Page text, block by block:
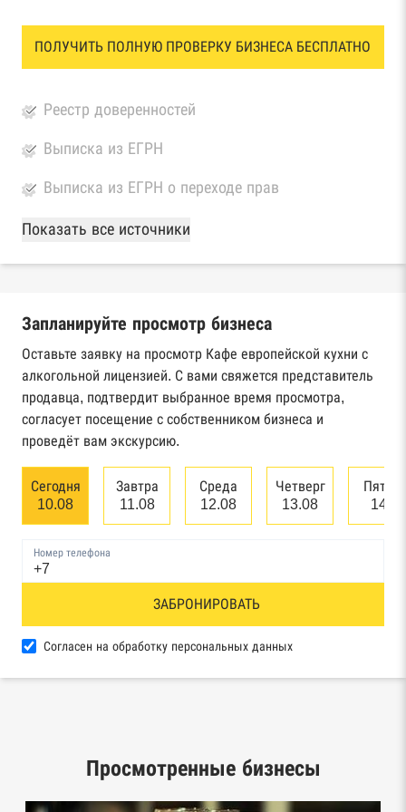
ПОЛУЧИТЬ ПОЛНУЮ ПРОВЕРКУ БИЗНЕСА БЕСПЛАТНО
Реестр доверенностей
Выписка из ЕГРН
Выписка из ЕГРН о переходе прав
База Росстата
Реестры ЕГРЮЛ и ЕГРИП Федеральной
Реестр государственных контрактов
Федерального казначейства
Картотека арбитражных дел Высшего
арбитражного суда
Единый федеральный реестр сведений о
банкротстве юридических лиц
Реестр товарных знаков и знаков обслуживания
База исполнительного производства
Реестры лицензий: Росалкоголь,
Росздравнадзор, Рособрнадзор, Роскомнадзор,
Показать все источники
Запланируйте просмотр бизнеса
Оставьте заявку на просмотр Кафе европейской кухни с
алкогольной лицензией. С вами свяжется представитель
продавца, подтвердит выбранное время просмотра,
согласует посещение с собственником бизнеса и
проведёт вам экскурсию.
Сегодня
10.08
Завтра
11.08
Среда
12.08
Четверг
13.08
14.08
Номер телефона
ЗАБРОНИРОВАТЬ
Согласен на обработку персональных данных
Просмотренные бизнесы